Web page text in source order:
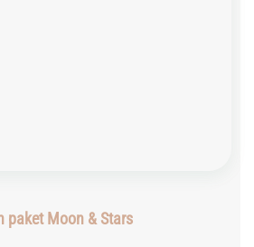
paket Moon & Stars